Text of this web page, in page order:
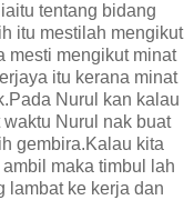
tentang bidang
itu mestilah mengikut
mesti mengikut minat
itu kerana minat
Nurul kan kalau
Nurul nak buat
gembira.Kalau kita
maka timbul lah
lambat ke kerja dan